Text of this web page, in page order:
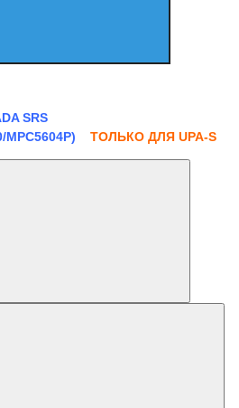
SRS
MPC5604P) ТОЛЬКО ДЛЯ UPA-S